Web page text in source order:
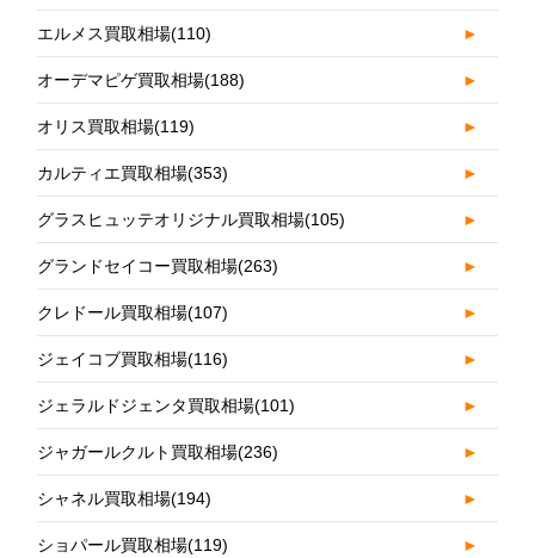
エルメス買取相場(110) ►
オーデマピゲ買取相場(188) ►
オリス買取相場(119) ►
カルティエ買取相場(353) ►
グラスヒュッテオリジナル買取相場(105) ►
グランドセイコー買取相場(263) ►
クレドール買取相場(107) ►
ジェイコブ買取相場(116) ►
ジェラルドジェンタ買取相場(101) ►
ジャガールクルト買取相場(236) ►
シャネル買取相場(194) ►
ショパール買取相場(119) ►